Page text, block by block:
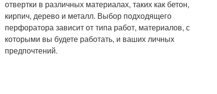
отвертки в различных материалах, таких как бетон,
кирпич, дерево и металл. Выбор подходящего
перфоратора зависит от типа работ, материалов, с
которыми вы будете работать, и ваших личных
предпочтений.